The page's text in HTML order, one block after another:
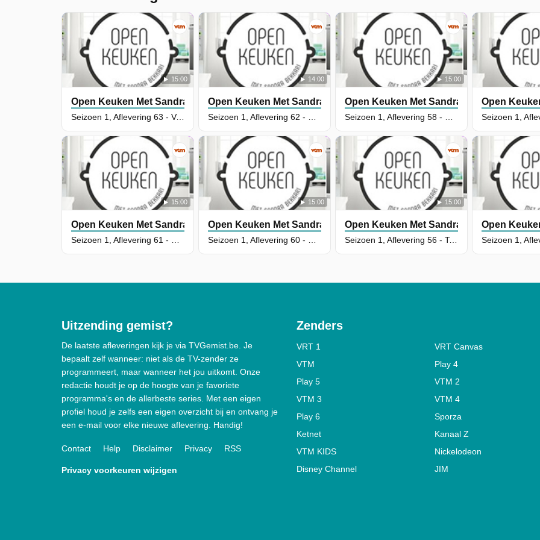
15:00
Open Keuken Met Sandra Bekkari
Seizoen 1, Aflevering 63 - Vol-au-vent met ovenfrietjes & marsepeinballetjes
14:00
Open Keuken Met Sandra Bekkari
15:00
Open Keuken Met Sandra Bekkari
15:00
Open Keuken Met Sandra Bekkari
15:00
Open Keuken Met Sandra Bekkari
Open
15:00
Open Keuken Met Sandra Bekkari
Seizoen 1, Aflevering 56 - Tabouleh van bloemkool, kikkererwten en granaatappel & snelle tomatensoep met geroosterde puntpaprika's
Open
Uitzending gemist?
De laatste afleveringen kijk je via TVGemist.be. Je
bepaalt zelf wanneer: niet als de TV-zender ze
programmeert, maar wanneer het jou uitkomt. Onze
redactie houdt je op de hoogte van je favoriete
programma's en de allerbeste series. Met een eigen
profiel houd je zelfs een eigen overzicht bij en ontvang je
een e-mail voor elke nieuwe aflevering. Handig!
Contact Help Disclaimer Privacy RSS
Privacy voorkeuren wijzigen
Zenders
VRT 1
VRT Canvas
VTM
Play 4
Play 5
VTM 2
VTM 3
VTM 4
Play 6
Sporza
Ketnet
Kanaal Z
VTM KIDS
Nickelodeon
Disney Channel
JIM